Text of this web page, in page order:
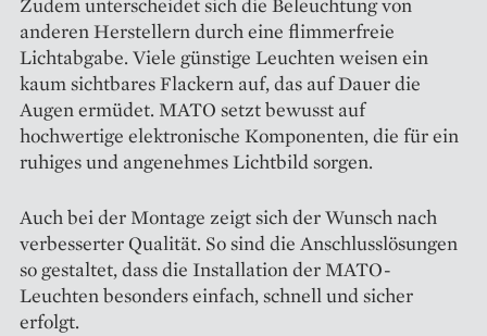
Zudem unterscheidet sich die Beleuchtung von
anderen Herstellern durch eine flimmerfreie
Lichtabgabe. Viele günstige Leuchten weisen ein
kaum sichtbares Flackern auf, das auf Dauer die
Augen ermüdet. MATO setzt bewusst auf
hochwertige elektronische Komponenten, die für ein
ruhiges und angenehmes Lichtbild sorgen.
Auch bei der Montage zeigt sich der Wunsch nach
verbesserter Qualität. So sind die Anschlusslösungen
so gestaltet, dass die Installation der MATO-
Leuchten besonders einfach, schnell und sicher
erfolgt.